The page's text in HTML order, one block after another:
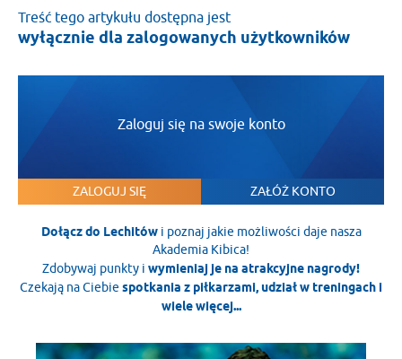
Treść tego artykułu dostępna jest
wyłącznie dla zalogowanych użytkowników
Zaloguj się na swoje konto
ZALOGUJ SIĘ ZAŁÓŻ KONTO
Dołącz do Lechitówi poznaj jakie możliwości daje nasza
Akademia Kibica!
Zdobywaj punkty i wymieniaj je na atrakcyjne nagrody!
Czekają na Ciebie spotkania z piłkarzami, udział w treningach i
wiele więcej...